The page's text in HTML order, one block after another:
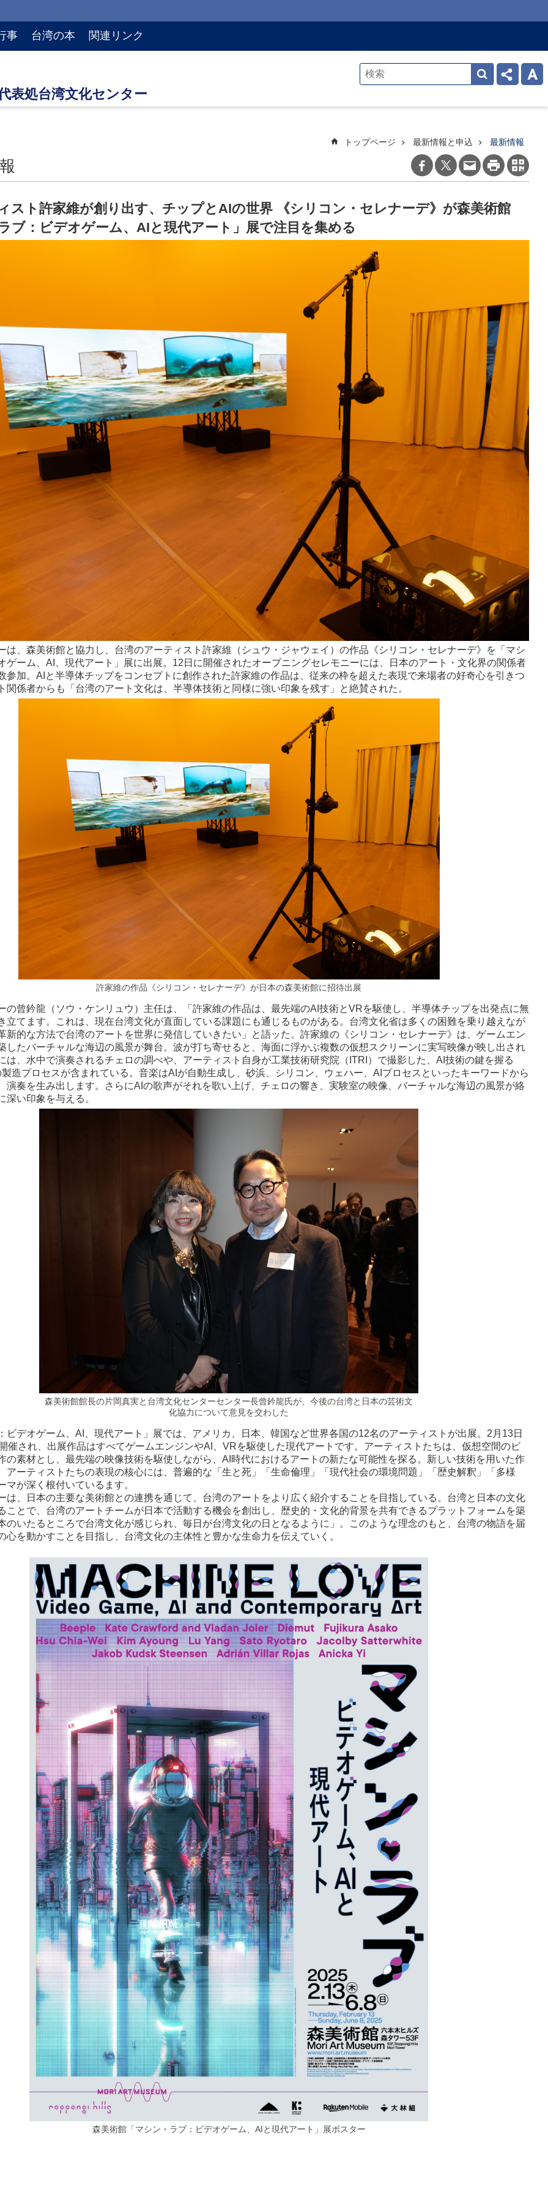
事 台湾の本 関連リンク
トップページ 最新情報と申込 最新情報
スト許家維が創り出す、チップとAIの世界 《シリコン・セレナーデ》が森美術館
ブ：ビデオゲーム、AIと現代アート」展で注目を集める
は、森美術館と協力し、台湾のアーティスト許家維（シュウ・ジャウェイ）の作品《シリコン・セレナーデ》を「マシ
ゲーム、AI、現代アート」展に出展。12日に開催されたオープニングセレモニーには、日本のアート・文化界の関係者
参加。AIと半導体チップをコンセプトに創作された許家維の作品は、従来の枠を超えた表現で来場者の好奇心を引きつ
関係者からも「台湾のアート文化は、半導体技術と同様に強い印象を残す」と絶賛された。
許家維の作品《シリコン・セレナーデ》が日本の森美術館に招待出展
の曾鈐龍（ソウ・ケンリュウ）主任は、「許家維の作品は、最先端のAI技術とVRを駆使し、半導体チップを出発点に無
立てます。これは、現在台湾文化が直面している課題にも通じるものがある。台湾文化省は多くの困難を乗り越えなが
新的な方法で台湾のアートを世界に発信していきたい」と語ッた。許家維の《シリコン・セレナーデ》は、ゲームエン
したバーチャルな海辺の風景が舞台。波が打ち寄せると、海面に浮かぶ複数の仮想スクリーンに実写映像が映し出され
は、水中で演奏されるチェロの調べや、アーティスト自身が工業技術研究院（ITRI）で撮影した、AI技術の鍵を握る
造プロセスが含まれている。音楽はAIが自動生成し、砂浜、シリコン、ウェハー、AIプロセスといったキーワードから
演奏を生み出します。さらにAIの歌声がそれを歌い上げ、チェロの響き、実験室の映像、バーチャルな海辺の風景が絡
深い印象を与える。
森美術館館長の片岡真実と台湾文化センターセンター長曾鈐龍氏が、今後の台湾と日本の芸術文
化協力について意見を交わした
ビデオゲーム、AI、現代アート」展では、アメリカ、日本、韓国など世界各国の12名のアーティストが出展。2月13日
催され、出展作品はすべてゲームエンジンやAI、VRを駆使した現代アートです。アーティストたちは、仮想空間のビ
の素材とし、最先端の映像技術を駆使しながら、AI時代におけるアートの新たな可能性を探る。新しい技術を用いた作
アーティストたちの表現の核心には、普遍的な「生と死」「生命倫理」「現代社会の環境問題」「歴史解釈」「多様
マが深く根付いているます。
は、日本の主要な美術館との連携を通じて、台湾のアートをより広く紹介することを目指している。台湾と日本の文化
ことで、台湾のアートチームが日本で活動する機会を創出し、歴史的・文化的背景を共有できるプラットフォームを築
のいたるところで台湾文化が感じられ、毎日が台湾文化の日となるように」。このような理念のもと、台湾の物語を届
心を動かすことを目指し、台湾文化の主体性と豊かな生命力を伝えていく。
森美術館「マシン・ラブ：ビデオゲーム、AIと現代アート」展ポスター